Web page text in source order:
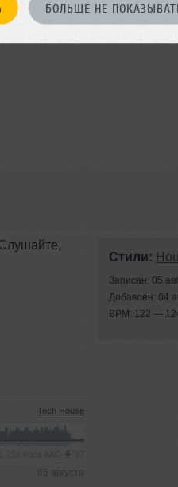
БОЛЬШЕ НЕ
Tech House
05 августа
Стили:
Записан: 05
Добавлен: 04
BPM: 122 —